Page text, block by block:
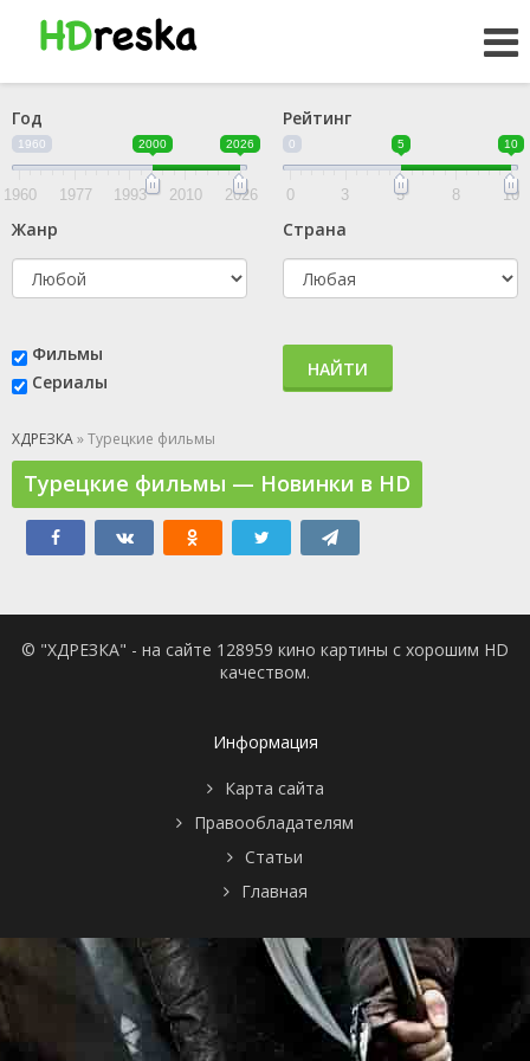
Год
1960 2000 2026
1960 1977 1993 2010 2026
Рейтинг
0 5 10
0 3 5 8 10
Жанр Страна
Фильмы
Сериалы
НАЙТИ
ХДРЕЗКА» Турецкие фильмы
Турецкие фильмы — Новинки в HD
© "ХДРЕЗКА" - на сайте 128959 кино картины с хорошим HD
качеством.
Информация
Карта сайта
Правообладателям
Статьи
Главная